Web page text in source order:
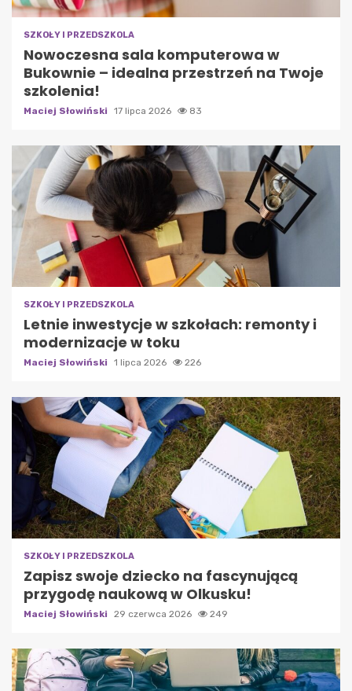
SZKOŁY I PRZEDSZKOLA
Nowoczesna sala komputerowa w
Bukownie – idealna przestrzeń na Twoje
szkolenia!
Maciej Słowiński 17 lipca 2026 83
SZKOŁY I PRZEDSZKOLA
Letnie inwestycje w szkołach: remonty i
modernizacje w toku
Maciej Słowiński 1 lipca 2026 226
SZKOŁY I PRZEDSZKOLA
Zapisz swoje dziecko na fascynującą
przygodę naukową w Olkusku!
Maciej Słowiński 29 czerwca 2026 249